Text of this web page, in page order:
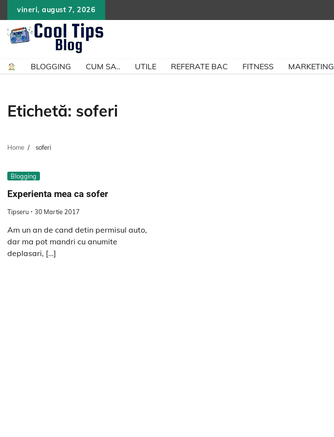
content
vineri, august 7, 2026
BLOGGING CUM SA.. UTILE REFERATE BAC FITNESS MARKETING
Etichetă: soferi
Home soferi
Blogging
Experienta mea ca sofer
Tipseru 30 Martie 2017
Am un an de cand detin permisul auto,
dar ma pot mandri cu anumite
deplasari, […]